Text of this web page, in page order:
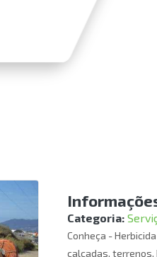
Categoria:
Conheça -
calçadas, terrenos,